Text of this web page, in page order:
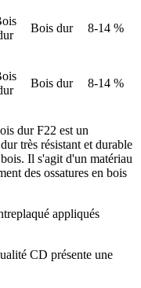
Bois dur 8-14 %
Bois dur 8-14 %
dur F22 est un
très résistant et durable
Il s'agit d'un matériau
des ossatures en bois
appliqués
CD présente une